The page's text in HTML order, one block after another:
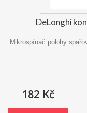
DeLonghi
Mikrospínač polohy
182 Kč